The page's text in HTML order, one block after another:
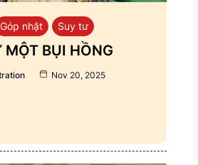
Góp nhặt Suy tư
BỤI HỒNG
Nov 20, 2025